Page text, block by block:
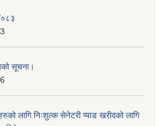
०८३
सूचना।
लागि निःशुल्क सेनेटरी प्याड खरीदको लागि